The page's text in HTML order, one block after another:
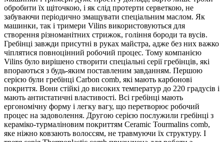
обробити їх щіточкою, і як слід протерти серветкою, не
забуваючи періодично змащувати спеціальним маслом. Як
машинки, так і тримери Vilins використовуються для
створення різноманітних стрижок, гоління бороди та вусів.
Гребінці завжди присутні в руках майстра, адже без них важко
чіплятися повноцінний робочий процес. Тому компанією
Vilins було вирішено створити спеціальні серії гребінців, які
впораються з будь-яким поставленим завданням. Першою
серією були гребінці Carbon comb, які мають карбонові
покриття. Вони стійкі до високих температур до 220 градусів і
мають антистатичні властивості. Всі гребінці мають
ергономічну форму і легку вагу, що перетворює робочий
процес на задоволення. Другою серією послужили гребінці з
кераміко-турмаліновим покриттям Ceramic Tourmalins comb,
яке ніжно ковзають волоссям, не травмуючи їх структуру. І